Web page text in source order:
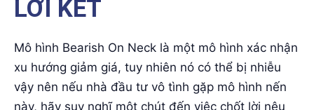
bạn giao dịch với khối lượng lớn hay bán ở những
cách đó rất xa, thì bạn vẫn được quyền “chủ quan”
nắm giữ tiếp vị thế mình đang có, vì ngoài những
lúc thị trường có sự nhiễu loạn, đây vẫn là một dấu
hiệu tốt để có thể nắm giữ vị thế.